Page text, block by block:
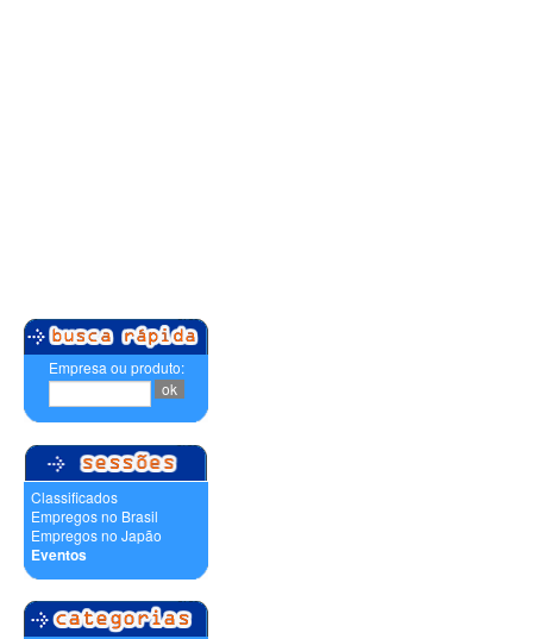
Empresa ou produto:
Classificados
Empregos no Brasil
Empregos no Japão
Eventos